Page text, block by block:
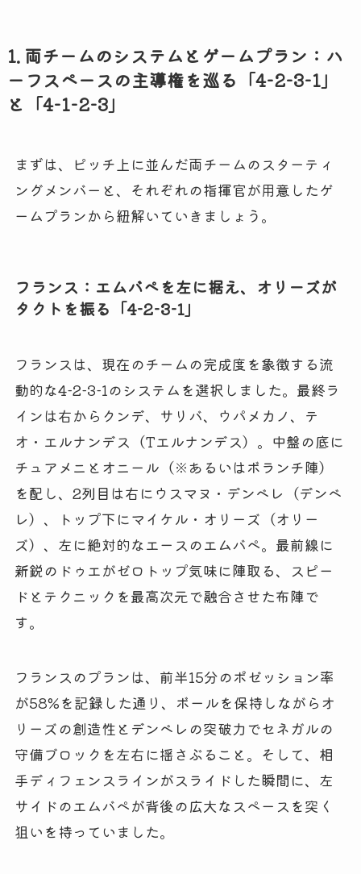
1. 両チームのシステムとゲームプラン：ハ
ーフスペースの主導権を巡る「4-2-3-1」
と「4-1-2-3」
まずは、ピッチ上に並んだ両チームのスターティ
ングメンバーと、それぞれの指揮官が用意したゲ
ームプランから紐解いていきましょう。
フランス：エムバペを左に据え、オリーズが
タクトを振る「4-2-3-1」
フランスは、現在のチームの完成度を象徴する流
動的な4-2-3-1のシステムを選択しました。最終ラ
インは右からクンデ、サリバ、ウパメカノ、テ
オ・エルナンデス（Tエルナンデス）。中盤の底に
チュアメニとオニール（※あるいはボランチ陣）
を配し、2列目は右にウスマヌ・デンベレ（デンベ
レ）、トップ下にマイケル・オリーズ（オリー
ズ）、左に絶対的なエースのエムバペ。最前線に
新鋭のドゥエがゼロトップ気味に陣取る、スピー
ドとテクニックを最高次元で融合させた布陣で
す。
フランスのプランは、前半15分のポゼッション率
が58%を記録した通り、ボールを保持しながらオ
リーズの創造性とデンベレの突破力でセネガルの
守備ブロックを左右に揺さぶること。そして、相
手ディフェンスラインがスライドした瞬間に、左
サイドのエムバペが背後の広大なスペースを突く
狙いを持っていました。